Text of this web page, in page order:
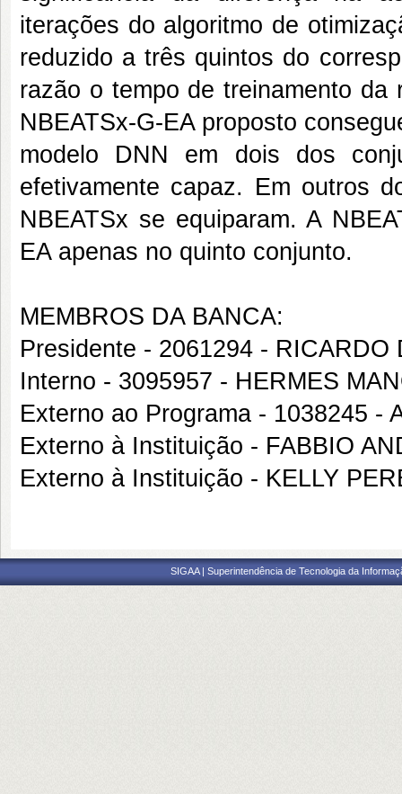
iterações do algoritmo de
reduzido a três quintos do
razão o tempo de treinamento
NBEATSx-G-EA proposto
modelo DNN em dois dos
efetivamente capaz. Em outros
NBEATSx se equiparam. A
EA apenas no quinto conjunto.
MEMBROS DA BANCA:
Presidente - 2061294 -
Interno - 3095957 - HERMES
Externo ao Programa - 1038245 -
Externo à Instituição - FABBIO
Externo à Instituição - KELLY
SIGAA | Superintendência de Tecnologia da